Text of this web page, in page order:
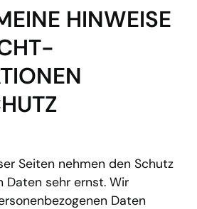
HINWEISE
Seiten nehmen den Schutz
Daten sehr ernst. Wir
Daten